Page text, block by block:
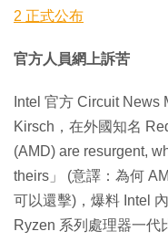
2 正式公布
官方人員網上訴苦
Intel 官方 Circuit News
Kirsch，在外國知名
(AMD) are resurgent,
theirs」 (意譯：為何
可以還擊)，爆料 Intel
Ryzen 系列處理器一代